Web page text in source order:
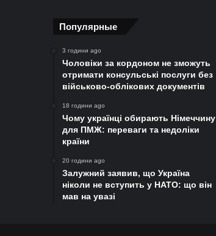
Популярные
3 години ago
Чоловіки за кордоном не зможуть
отримати консульські послуги без
військово-облікових документів
18 години ago
Чому українці обирають Німеччину
для ПМЖ: переваги та недоліки
країни
20 години ago
Залужний заявив, що Україна
ніколи не вступить у НАТО: що він
мав на увазі